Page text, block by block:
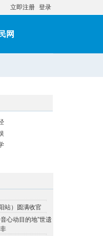
立即注册 登录
网
站）圆满收官
心动目的地”世遗